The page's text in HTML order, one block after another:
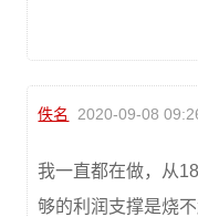
佚名 2020-09-08
我一直都在做，从
够的利润支撑是烧